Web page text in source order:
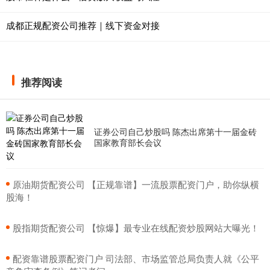
成都正规配资公司推荐｜线下资金对接
推荐阅读
证券公司自己炒股吗 陈杰出席第十一届金砖
国家教育部长会议
​原油期货配资公司 【正规靠谱】一流股票配资门户，助你纵横
股海！
​股指期货配资公司 【惊爆】最专业在线配资炒股网站大曝光！
​配资靠谱股票配资门户 司法部、市场监管总局负责人就《公平